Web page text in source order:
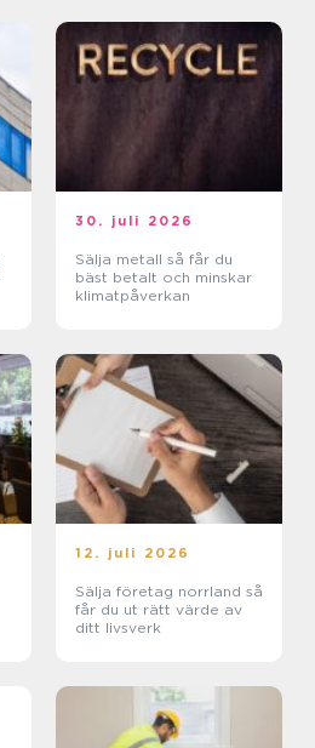
30. juli 2026
Sälja metall så får du
bäst betalt och minskar
klimatpåverkan
12. juli 2026
Sälja företag norrland så
får du ut rätt värde av
ditt livsverk